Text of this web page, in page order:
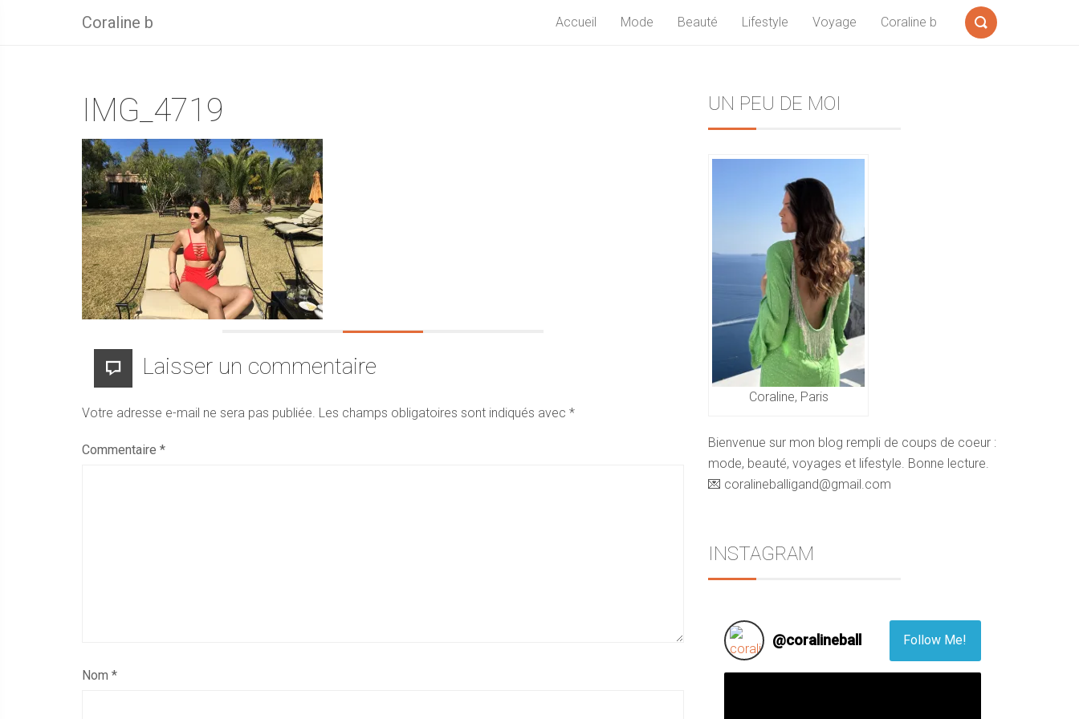
Coraline b Accueil Mode Beauté Lifestyle Voyage Coraline b
IMG_4719
Laisser un commentaire
Votre adresse e-mail ne sera pas publiée. Les champs obligatoires sont indiqués avec *
Commentaire *
Nom *
Sidebar
UN PEU DE MOI
Coraline, Paris
Bienvenue sur mon blog rempli de coups de coeur :
mode, beauté, voyages et lifestyle. Bonne lecture.
💌 coralineballigand@gmail.com
INSTAGRAM
@coralineball Follow Me!